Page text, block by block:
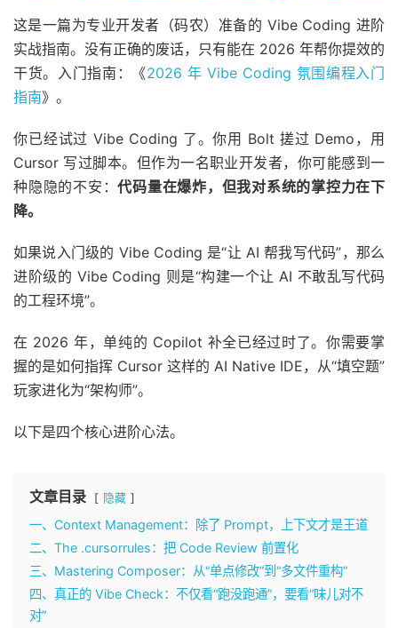
这是一篇为专业开发者（码农）准备的 Vibe Coding 进阶
实战指南。没有正确的废话，只有能在 2026 年帮你提效的
干货。入门指南：《2026 年 Vibe Coding 氛围编程入门
指南》。
你已经试过 Vibe Coding 了。你用 Bolt 搓过 Demo，用
Cursor 写过脚本。但作为一名职业开发者，你可能感到一
种隐隐的不安：代码量在爆炸，但我对系统的掌控力在下
降。
如果说入门级的 Vibe Coding 是“让 AI 帮我写代码”，那么
进阶级的 Vibe Coding 则是“构建一个让 AI 不敢乱写代码
的工程环境”。
在 2026 年，单纯的 Copilot 补全已经过时了。你需要掌
握的是如何指挥 Cursor 这样的 AI Native IDE，从“填空题”
玩家进化为“架构师”。
以下是四个核心进阶心法。
文章目录 隐藏
一、Context Management：除了 Prompt，上下文才是王道
二、The .cursorrules：把 Code Review 前置化
三、Mastering Composer：从“单点修改”到“多文件重构”
四、真正的 Vibe Check：不仅看“跑没跑通”，要看“味儿对不
对”